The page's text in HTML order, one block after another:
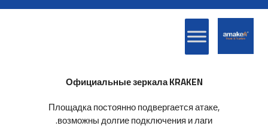
Официальные зеркала KRAKEN
Площадка постоянно подвергается атаке,
возможны долгие подключения и лаги.